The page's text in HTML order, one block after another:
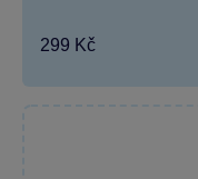
299 Kč